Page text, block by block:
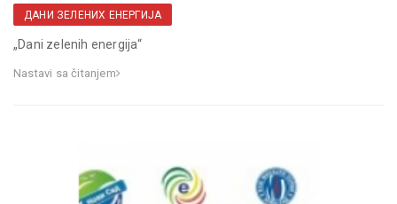
ДАНИ ЗЕЛЕНИХ ЕНЕРГИЈА
„Dani zelenih energija“
Nastavi sa čitanjem